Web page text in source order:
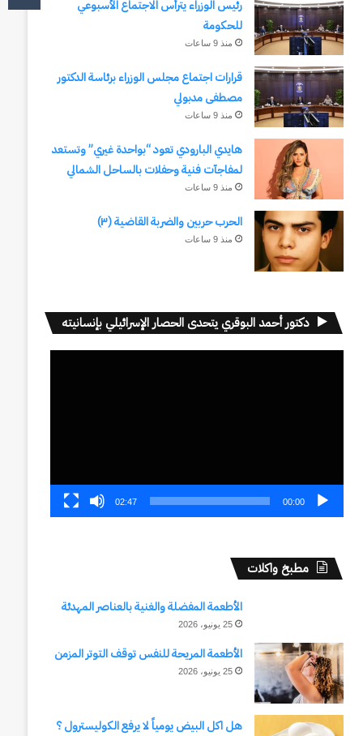
رئيس الوزراء يترأس الاجتماع الأسبوعي
للحكومة
منذ 9 ساعات
قرارات اجتماع مجلس الوزراء برئاسة الدكتور
مصطفى مدبولي
منذ 9 ساعات
هايدي البارودي تعود “بواحدة غيري” وتستعد
لمفاجآت فنية وحفلات بالساحل الشمالي
منذ 9 ساعات
الحرب حربين والضربة القاضية (٣)
منذ 9 ساعات
دكتور أحمد البوقري يتحدى الحصار الإسرائيلي بإنسانيته
00:00
02:47
مطبخ واكلات
الأطعمة المفضلة والغنية بالعناصر المهدئة
25 يونيو، 2026
الأطعمة المريحة للنفس توقف التوتر المزمن
25 يونيو، 2026
هل اكل البيض يومياً لا يرفع الكوليسترول ؟